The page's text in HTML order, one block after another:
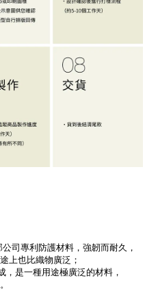
司專利防護材料，強韌而耐久，
上也比織物廣泛；
，是一種用途極廣泛的材料，